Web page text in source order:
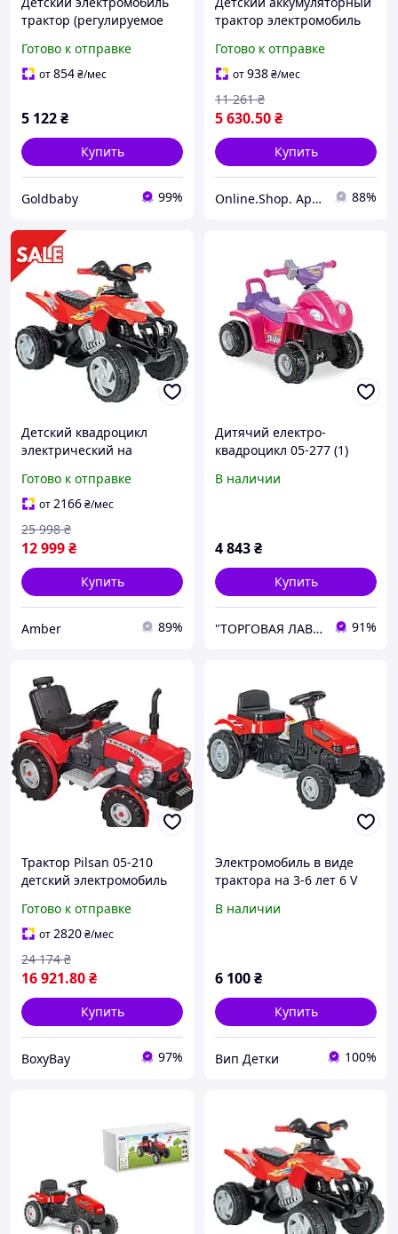
трактор (регулируемое
зеленый
Готово к отправке
от854₴/мес
5 122₴
Купить
Goldbaby 99%
трактор электромобиль
регулируемое сидение,
аккумулятор 6V, цвет
зеленый
Готово к отправке
от938₴/мес
5 630.50₴
11 261 ₴
Купить
Online.Shop. Apelsin.7km 88%
Детский квадроцикл
электрический на
229 Электромобиль для
детей Красный От 2 лет
Готово к отправке
от2166₴/мес
12 999₴
25 998 ₴
Купить
Amber 89%
Дитячий електро-
квадроцикл 05-277 (1)
"Pilsan"
В наличии
4 843₴
Купить
"ТОРГОВАЯ ЛАВКА" 91%
Трактор Pilsan 05-210
детский электромобиль
красный транспорт для
детей на улицу
Готово к отправке
от2820₴/мес
16 921.80₴
24 174 ₴
Купить
BoxyBay 97%
Электромобиль в виде
трактора на 3-6 лет 6 V
В наличии
6 100₴
Купить
Вип Детки 100%